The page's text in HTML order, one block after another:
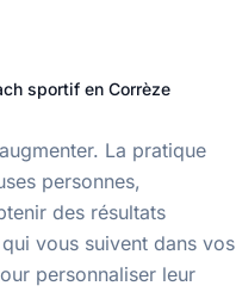
sportif en Corrèze
La pratique
personnes,
des résultats
vous suivent dans vos
personnaliser leur